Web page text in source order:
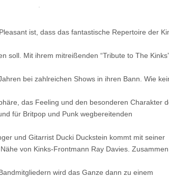
ist, dass das fantastische Repertoire der
soll. Mit ihrem mitreißenden “Tribute to The
bei zahlreichen Shows in ihren Bann. Wie
das Feeling und den besonderen Charakter
für Britpop und Punk wegbereitenden
und Gitarrist Ducki Duckstein kommt mit seiner
von Kinks-Frontmann Ray Davies.
wird das Ganze dann zu einem